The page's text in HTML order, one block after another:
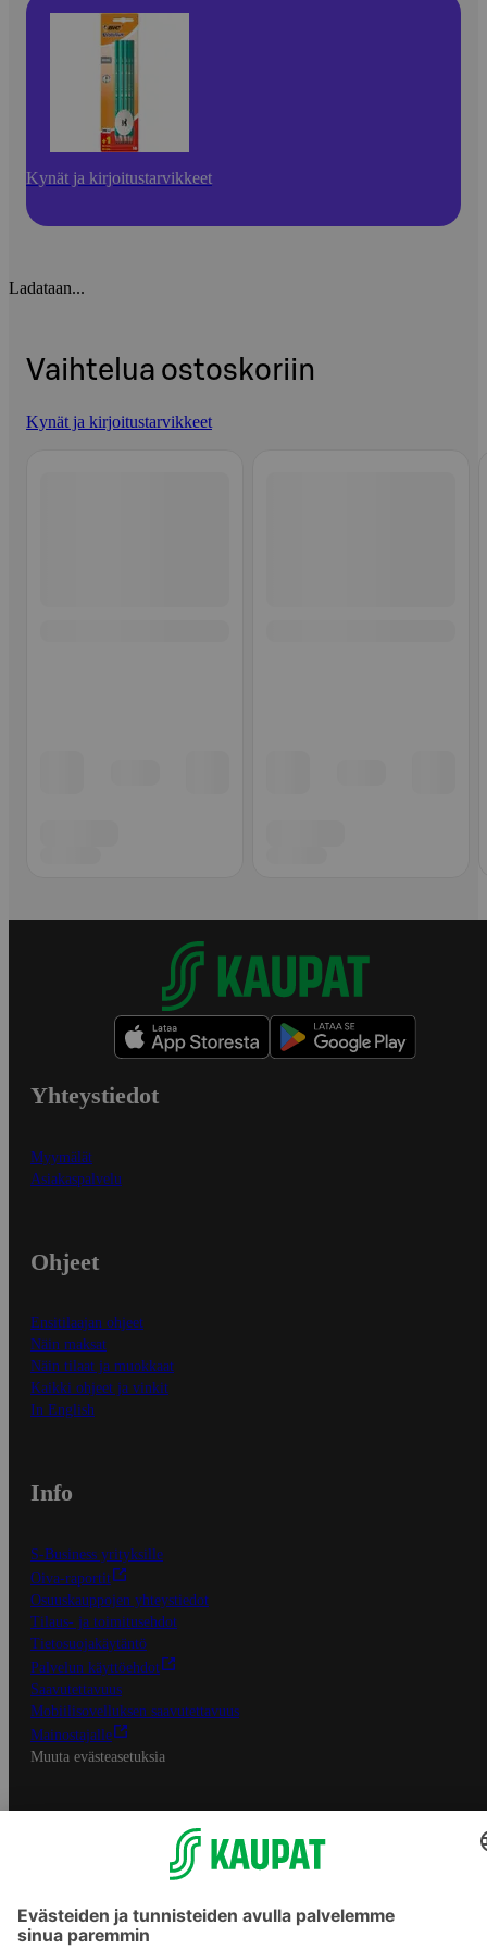
Kynät ja kirjoitustarvikkeet
Ladataan...
Vaihtelua ostoskoriin
Kynät ja kirjoitustarvikkeet
Yhteystiedot
Myymälät
Asiakaspalvelu
Ohjeet
Ensitilaajan ohjeet
Näin maksat
Näin tilaat ja muokkaat
Kaikki ohjeet ja vinkit
In English
Info
S-Business yrityksille
Oiva-raportit
Osuuskauppojen yhteystiedot
Tilaus- ja toimitusehdot
Tietosuojakäytäntö
Palvelun käyttöehdot
Saavutettavuus
Mobiilisovelluksen saavutettavuus
Mainostajalle
Muuta evästeasetuksia
S-ryhmän palvelut
Asiakasomistajuus